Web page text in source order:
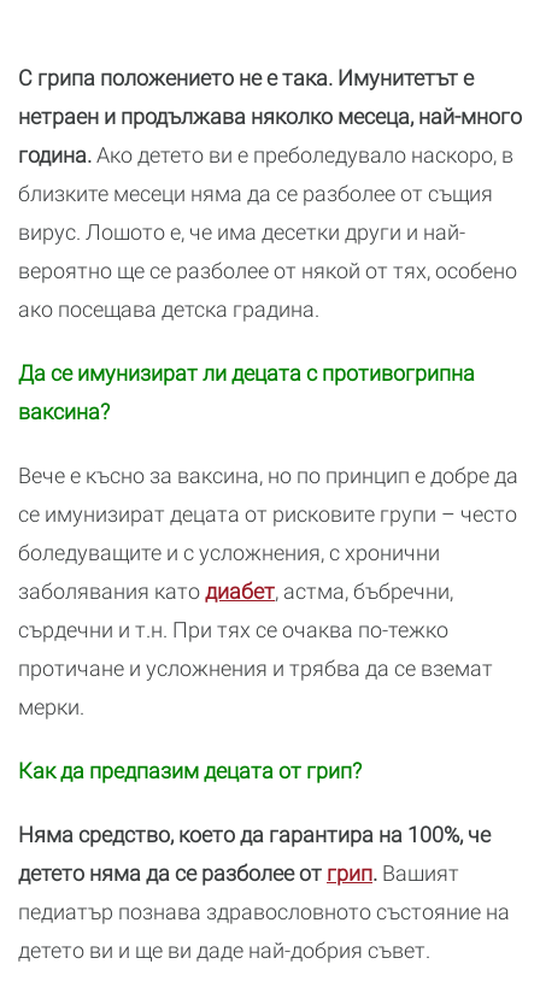
С грипа положението не е така. Имунитетът е
нетраен и продължава няколко месеца, най-много
година.Ако детето ви е преболедувало наскоро, в
близките месеци няма да се разболее от същия
вирус. Лошото е, че има десетки други и най-
вероятно ще се разболее от някой от тях, особено
ако посещава детска градина.
Да се имунизират ли децата с противогрипна
ваксина?
Вече е късно за ваксина, но по принцип е добре да
се имунизират децата от рисковите групи – често
боледуващите и с усложнения, с хронични
заболявания катодиабет, астма, бъбречни,
сърдечни и т.н. При тях се очаква по-тежко
протичане и усложнения и трябва да се вземат
мерки.
Как да предпазим децата от грип?
Няма средство, което да гарантира на 100%, че
детето няма да се разболее от грип. Вашият
педиатър познава здравословното състояние на
детето ви и ще ви даде най-добрия съвет.